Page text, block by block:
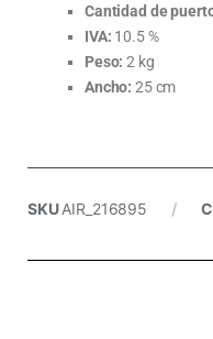
Cantidad de
IVA: 10.5 %
Peso: 2 kg
Ancho: 25 cm
SKUAIR_216895